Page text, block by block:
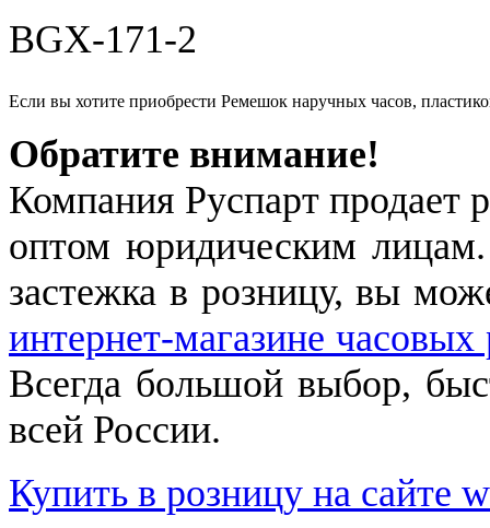
BGX-171-2
Если вы хотите приобрести Ремешок наручных часов,
Обратите внимание!
Компания Руспарт продает
оптом юридическим
застежка в розницу, вы
интернет-магазине
Всегда большой выбор,
всей России.
Купить в розницу на сайте